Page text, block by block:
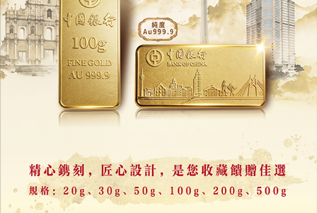
AI熱潮推升記憶體價格飆漲
蘋果傳遊說採購中國晶片
29/06/2026 29315